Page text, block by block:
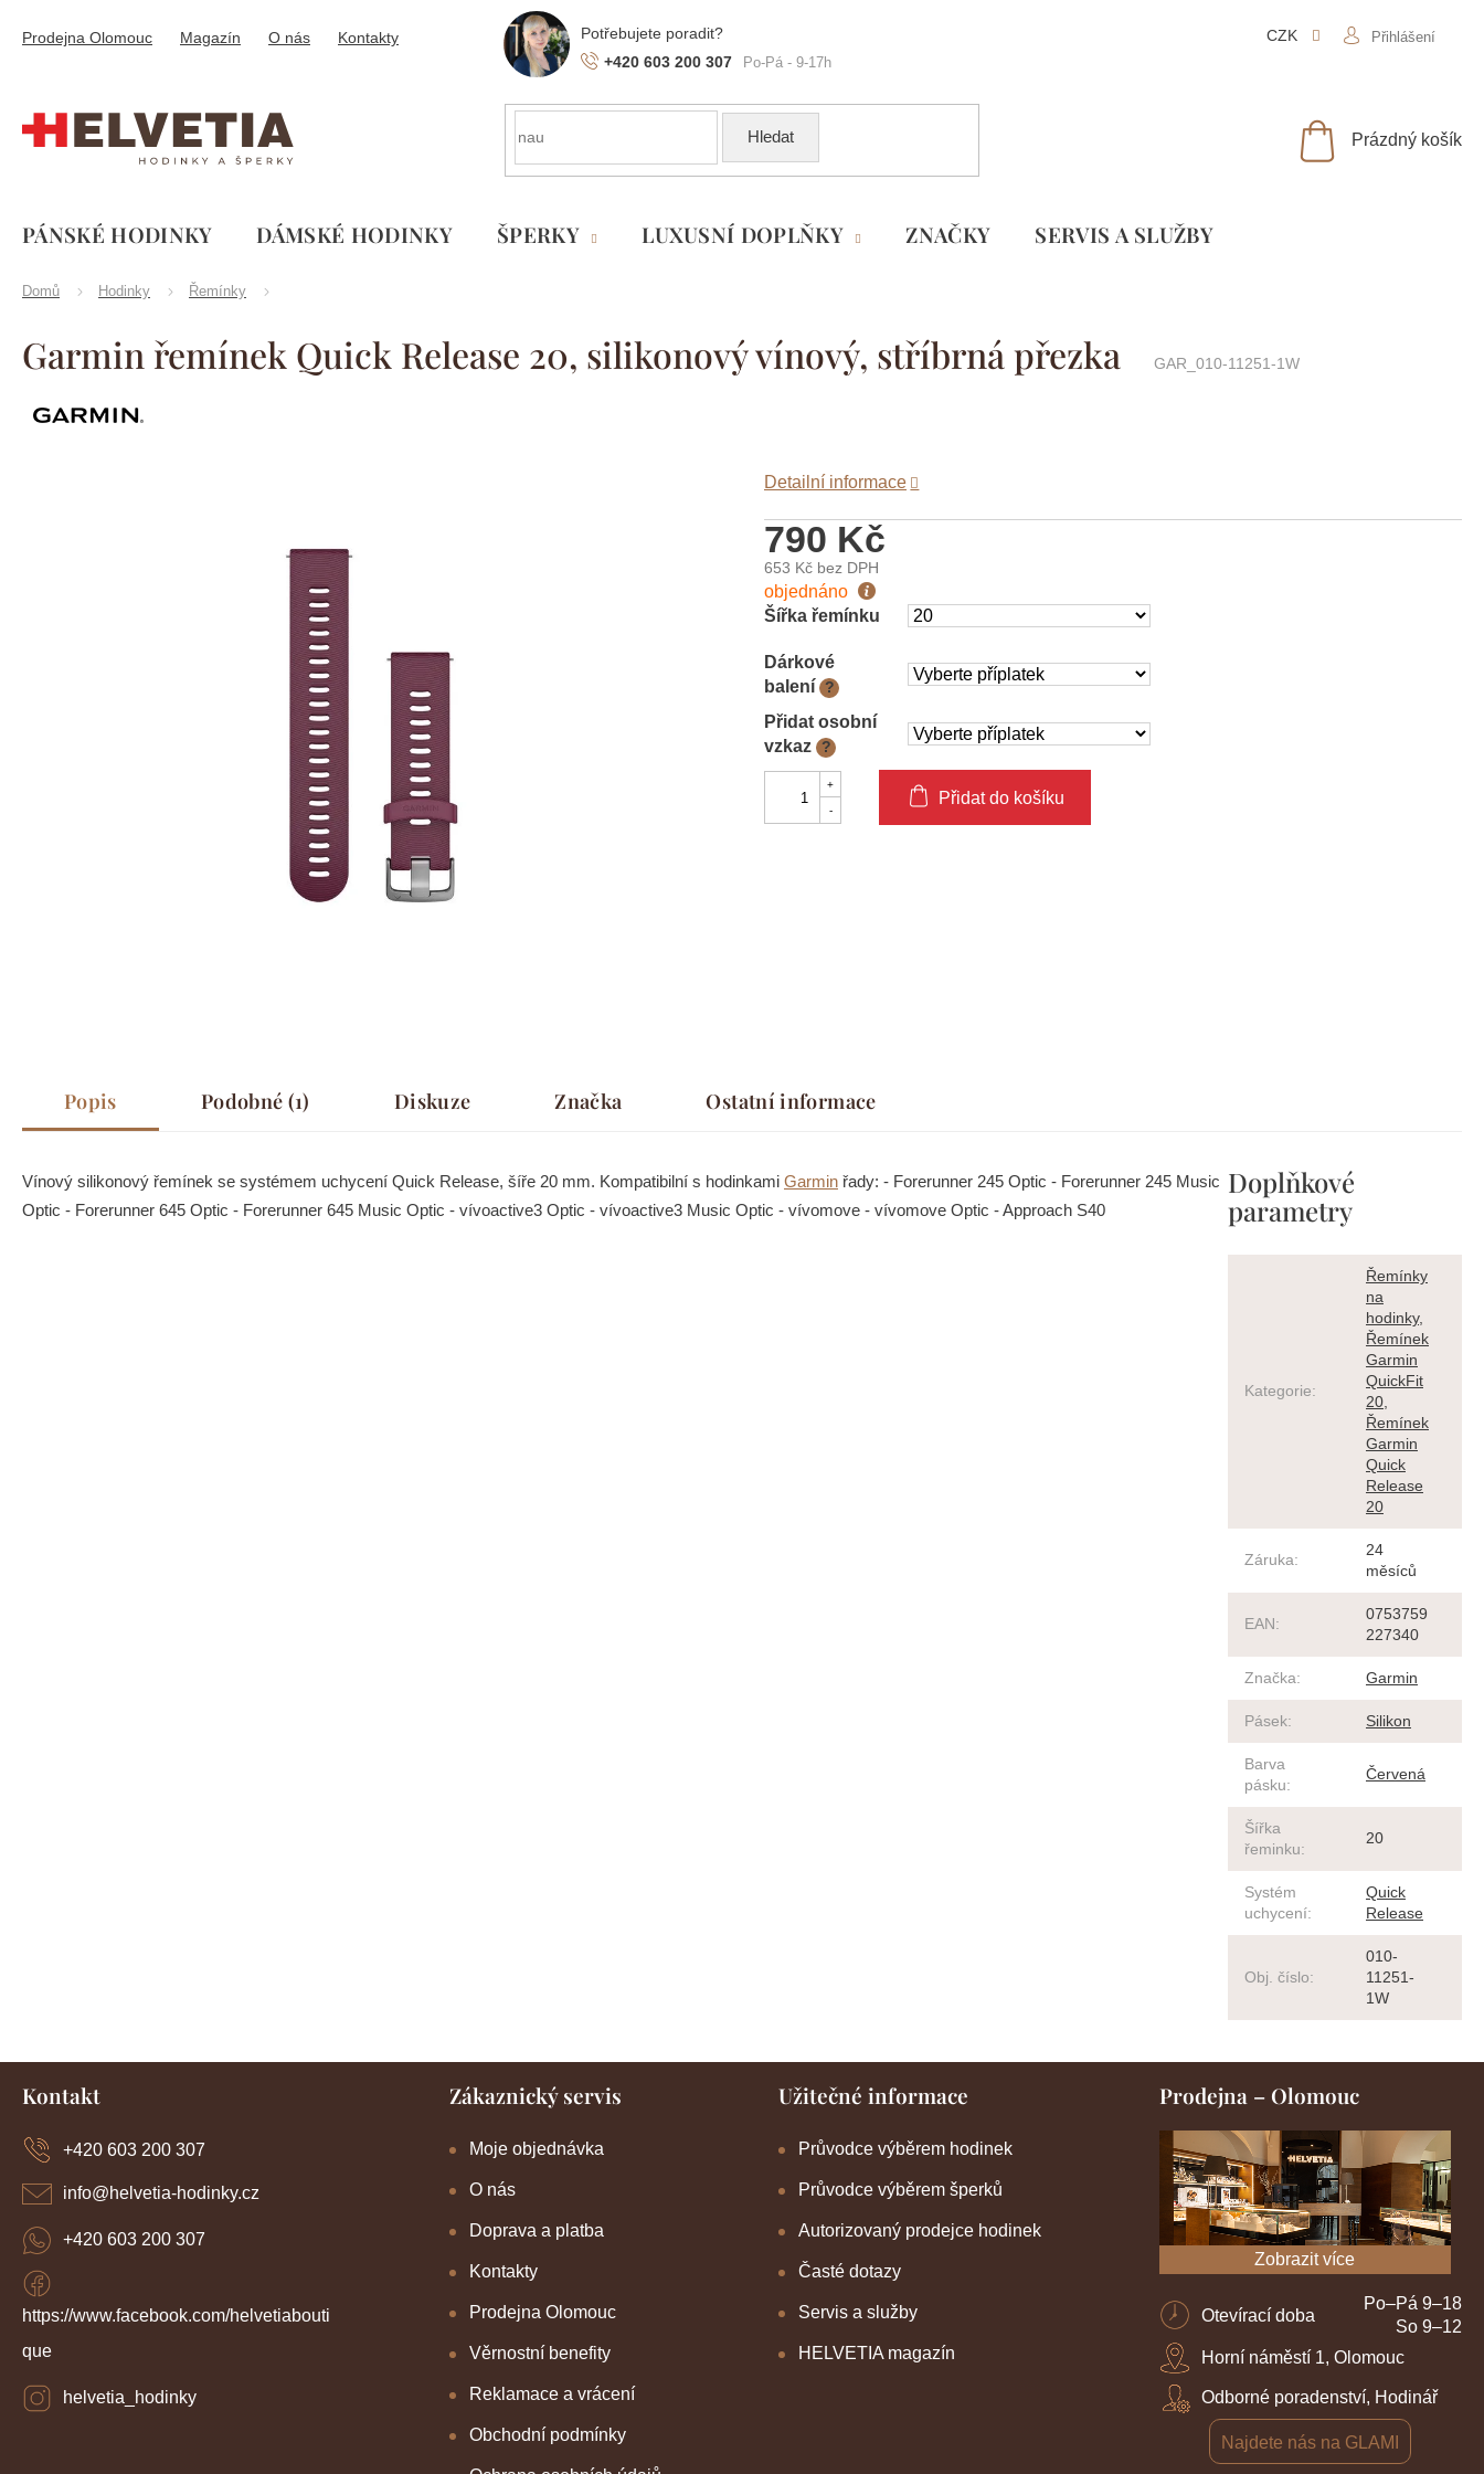
obsah
+420 603 200 307
Prodejna Olomouc Magazín O nás Kontakty CZK Přihlášení
Hledat
NÁKUPNÍ
Prázdný košík
PÁNSKÉ HODINKY DÁMSKÉ HODINKY ŠPERKY LUXUSNÍ DOPLŇKY ZNAČKY SLUŽBY
Domů Hodinky Řemínky
Garmin řemínek Quick Release 20, silikonový vínový, stříbrná přezka GAR_010-11251-1W
Značka: Garmin
790 Kč
653 Kč bez DPH
Měrná
cena:
objednáno
Šířka řemínku
Dárkové
balení
?
Přidat osobní
vzkaz
?
Přidat do košíku
Detailní informace
Popis Podobné (1) Diskuze Značka Ostatní informace
Vínový silikonový řemínek se systémem uchycení Quick Release, šíře 20 mm. Kompatibilní s hodinkami Garmin řady: - Forerunner 245 Optic - Forerunner 245 Music
Optic - Forerunner 645 Optic - Forerunner 645 Music Optic - vívoactive3 Optic - vívoactive3 Music Optic - vívomove - vívomove Optic - Approach S40
Doplňkové
parametry
Kategorie:
Řemínky
na
hodinky,
Řemínek
Garmin
QuickFit
20,
Řemínek
Garmin
Quick
Release
20
Záruka:
24
měsíců
EAN:
0753759
227340
Značka: Garmin
Pásek: Silikon
Barva
pásku:
Červená
Šířka
řeminku:
20
Systém
uchycení:
Quick
Release
Obj. číslo:
010-
11251-
1W
Kontakt
info@helvetia-hodinky.cz
+420 603 200 307
https://www.facebook.com/helvetiabouti
que
helvetia_hodinky
+420 603 200 307
Zákaznický servis
Moje objednávka
O nás
Doprava a platba
Kontakty
Prodejna Olomouc
Věrnostní benefity
Reklamace a vrácení
Obchodní podmínky
Užitečné informace
Průvodce výběrem hodinek
Průvodce výběrem šperků
Autorizovaný prodejce hodinek
Časté dotazy
Servis a služby
HELVETIA magazín
Prodejna – Olomouc
Zobrazit více
Otevírací doba
Po–Pá 9–18
So 9–12
Horní náměstí 1, Olomouc
Odborné poradenství, Hodinář
Najdete nás na GLAMI